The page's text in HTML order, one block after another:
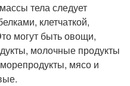
тела следует
клетчаткой,
могут быть овощи,
молочные продукты
мясо и